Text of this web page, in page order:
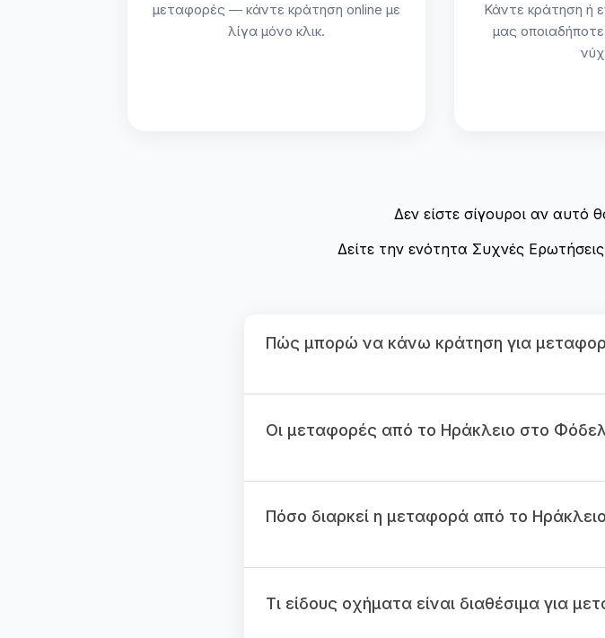
μεταφορές — κάντε κράτηση online με
λίγα μόνο κλικ.
Κάντε κράτηση ή
μας
Δεν είστε σίγουροι αν αυτό
Δείτε την ενότητα Συχνές
Πώς μπορώ να κάνω κράτηση για
Οι μεταφορές από το Ηράκλειο στο
Πόσο διαρκεί η μεταφορά από το
Τι είδους οχήματα είναι διαθέσιμα για